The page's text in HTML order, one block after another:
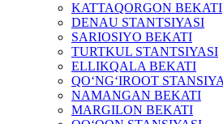
KATTAQORGON BEKATI
DENAU STANTSIYASI
SARIOSIYO BEKATI
TURTKUL STANTSIYASI
ELLIKQALA BEKATI
QO‘NG‘IROOT
NAMANGAN BEKATI
MARGILON BEKATI